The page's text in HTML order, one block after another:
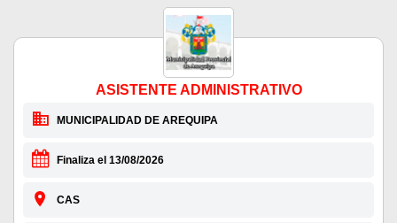
ASISTENTE ADMINISTRATIVO
MUNICIPALIDAD DE AREQUIPA
Finaliza el 13/08/2026
CAS